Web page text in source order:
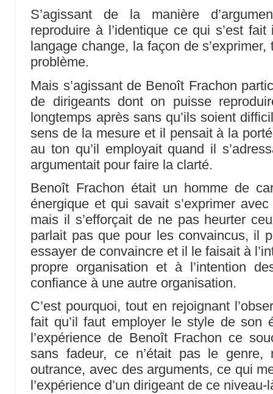
S’agissant de la manière
reproduire à l’identique ce qui s’est
langage change, la façon de
problème.
Mais s’agissant de Benoît Frachon
de dirigeants dont on puisse
longtemps après sans qu’ils soient
sens de la mesure et il pensait à la
au ton qu’il employait quand il
argumentait pour faire la clarté.
Benoît Frachon était un homme de
énergique et qui savait s’exprimer
mais il s’efforçait de ne pas heurter
parlait pas que pour les convaincus, il
essayer de convaincre et il le faisait à
propre organisation et à l’intention
confiance à une autre organisation.
C’est pourquoi, tout en rejoignant
fait qu’il faut employer le style de son
l’expérience de Benoît Frachon ce
sans fadeur, ce n’était pas le genre,
outrance, avec des arguments, ce qui
l’expérience d’un dirigeant de ce niveau-